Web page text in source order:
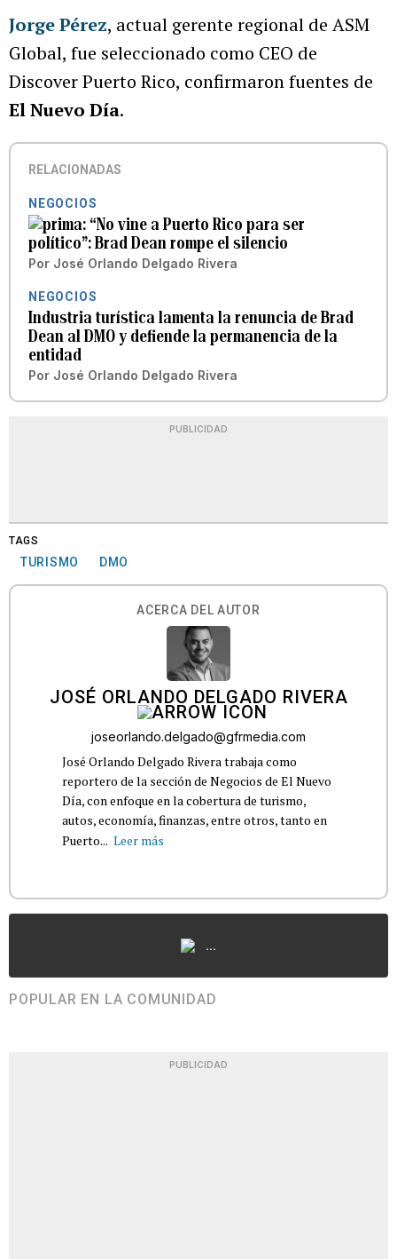
Jorge Pérez, actual gerente regional de ASM
Global, fue seleccionado como CEO de
Discover Puerto Rico, confirmaron fuentes de
El Nuevo Día.
RELACIONADAS
NEGOCIOS
“No vine a Puerto Rico para ser
político”: Brad Dean rompe el silencio
Por José Orlando Delgado Rivera
NEGOCIOS
Industria turística lamenta la renuncia de Brad
Dean al DMO y defiende la permanencia de la
entidad
Por José Orlando Delgado Rivera
PUBLICIDAD
TAGS
TURISMO DMO
ACERCA DEL AUTOR
JOSÉ ORLANDO DELGADO RIVERA
joseorlando.delgado@gfrmedia.com
José Orlando Delgado Rivera trabaja como
reportero de la sección de Negocios de El Nuevo
Día, con enfoque en la cobertura de turismo,
autos, economía, finanzas, entre otros, tanto en
Puerto... Leer más
...
POPULAR EN LA COMUNIDAD
PUBLICIDAD